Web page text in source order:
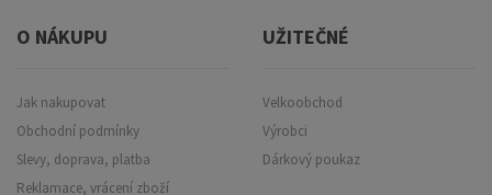
O NÁKUPU
Jak nakupovat
Obchodní podmínky
Slevy, doprava, platba
Reklamace, vrácení zboží
UŽITEČNÉ
Velkoobchod
Výrobci
Dárkový poukaz